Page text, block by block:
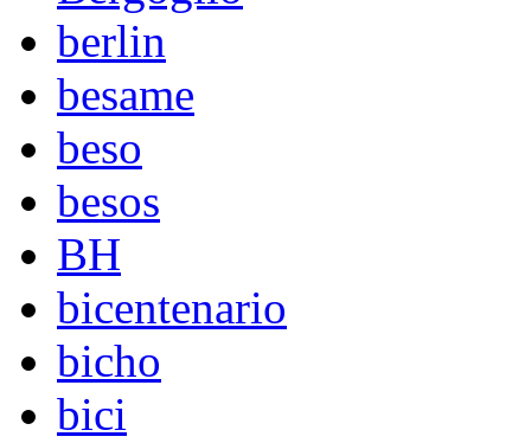
berlin
besame
beso
besos
BH
bicentenario
bicho
bici